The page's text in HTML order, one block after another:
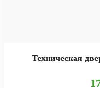
Техническая